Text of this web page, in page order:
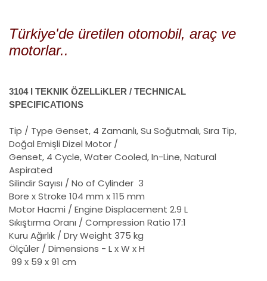
Türkiye'de üretilen otomobil, araç ve
motorlar..
3104 I TEKNIK ÖZELLiKLER / TECHNICAL
SPECIFICATIONS
Tip / Type Genset, 4 Zamanlı, Su Soğutmalı, Sıra Tip,
Doğal Emişli Dizel Motor /
Genset, 4 Cycle, Water Cooled, In-Line, Natural
Aspirated
Silindir Sayısı / No of Cylinder 3
Bore x Stroke 104 mm x 115 mm
Motor Hacmi / Engine Displacement 2.9 L
Sıkıştırma Oranı / Compression Ratio 17:1
Kuru Ağırlık / Dry Weight 375 kg
Ölçüler / Dimensions - L x W x H
99 x 59 x 91 cm